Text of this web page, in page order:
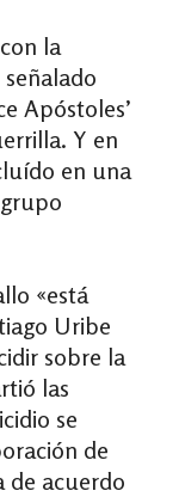
la
Apóstoles’
Y en
en una
«está
Uribe
sobre la
las
se
de
de acuerdo